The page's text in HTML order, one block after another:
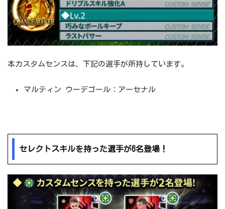
本カスタムセンスは、下記の選手が所持しています。
マルティン ウーデゴール：アーセナル
セレクトスキルを持った選手が6名登場！